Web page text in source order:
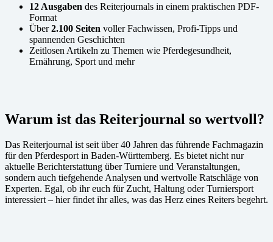
12 Ausgaben des Reiterjournals in einem praktischen PDF-
Format
Über2.100 Seiten voller Fachwissen, Profi-Tipps und
spannenden Geschichten
Zeitlosen Artikeln zu Themen wie Pferdegesundheit,
Ernährung, Sport und mehr
Warum ist das Reiterjournal so wertvoll?
Das Reiterjournal ist seit über 40 Jahren das führende Fachmagazin
für den Pferdesport in Baden-Württemberg. Es bietet nicht nur
aktuelle Berichterstattung über Turniere und Veranstaltungen,
sondern auch tiefgehende Analysen und wertvolle Ratschläge von
Experten. Egal, ob ihr euch für Zucht, Haltung oder Turniersport
interessiert – hier findet ihr alles, was das Herz eines Reiters begehrt.